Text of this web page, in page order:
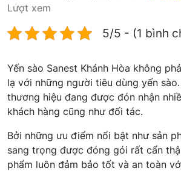
Lượt xem
5/5 - (1 bình
Yến sào Sanest Khánh Hòa không
lạ với những người tiêu dùng yến
thương hiệu đang được đón nhận
khách hàng cũng như đối tác.
Bởi những ưu điểm nổi bật như sản
sang trọng được đóng gói rất cẩn
phẩm luôn đảm bảo tốt và an toàn